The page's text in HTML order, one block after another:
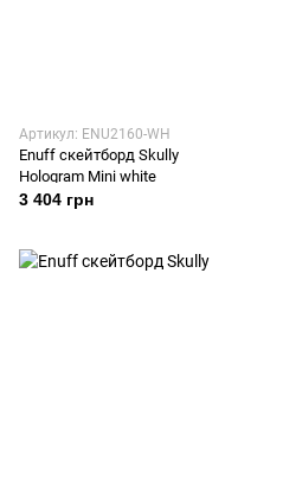
Артикул: ENU2160-WH
Enuff скейтборд Skully
Hologram Mini white
3 404 грн